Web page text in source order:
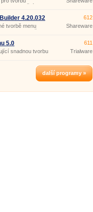
s využitím
4.20.032
tvorbě menu
pro vaše
HTML.
612
Shareware
5.0
snadnou tvorbu
menu pro
611
Trialware
další programy »